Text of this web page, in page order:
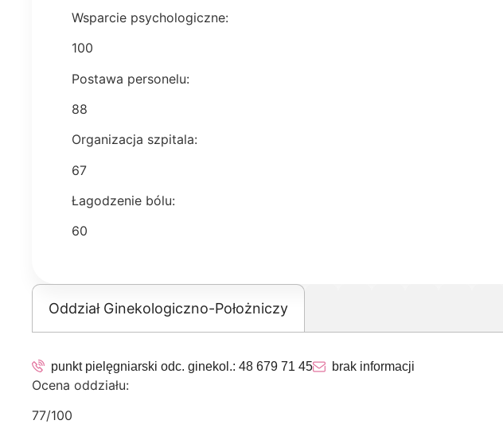
Wsparcie psychologiczne:
100
Postawa personelu:
88
Organizacja szpitala:
67
Łagodzenie bólu:
60
Oddział Ginekologiczno-Położniczy
punkt pielęgniarski odc. ginekol.: 48 679 71 45 brak informacji
Ocena oddziału:
77/100